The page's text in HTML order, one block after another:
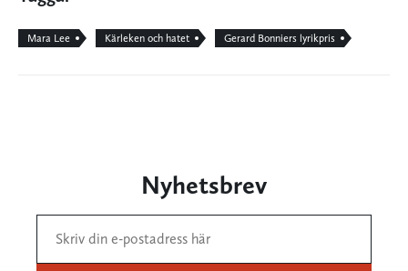
Mara Lee Kärleken och hatet Gerard Bonniers lyrikpris
Nyhetsbrev